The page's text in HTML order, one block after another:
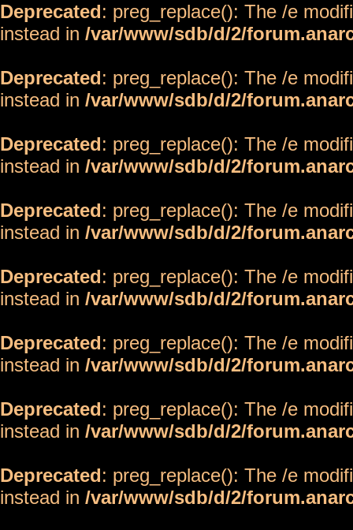
Deprecated: preg_replace(): The /e
instead in /var/www/sdb/d/2/
Deprecated: preg_replace(): The /e
instead in /var/www/sdb/d/2/
Deprecated: preg_replace(): The /e
instead in /var/www/sdb/d/2/
Deprecated: preg_replace(): The /e
instead in /var/www/sdb/d/2/
Deprecated: preg_replace(): The /e
instead in /var/www/sdb/d/2/
Deprecated: preg_replace(): The /e
instead in /var/www/sdb/d/2/
Deprecated: preg_replace(): The /e
instead in /var/www/sdb/d/2/
Deprecated: preg_replace(): The /e
instead in /var/www/sdb/d/2/